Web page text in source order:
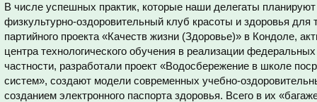
В числе успешных практик, которые наши делегаты планируют
физкультурно-оздоровительный клуб красоты и здоровья для
партийного проекта «Качеств жизни (Здоровье)» в Кондоле,
центра технологического обучения в реализации
частности, разработали проект «Водосбережение в школе
систем», создают модели современных учебно-
созданием электронного паспорта здоровья. Всего в их